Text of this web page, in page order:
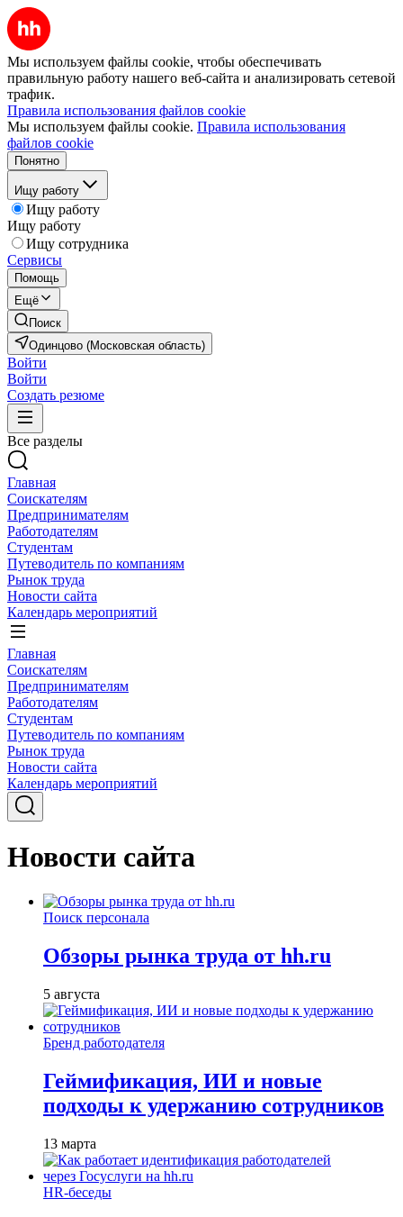
Мы используем файлы cookie, чтобы обеспечивать
правильную работу нашего веб-сайта и анализировать сетевой
трафик.
Правила использования файлов cookie
Мы используем файлы cookie. Правила использования
файлов cookie
Понятно
Ищу работу
Ищу работу
Ищу работу
Ищу сотрудника
Сервисы
Помощь
Ещё
Поиск
Одинцово (Московская область)
Войти
Войти
Создать резюме
Все разделы
Главная
Соискателям
Предпринимателям
Работодателям
Студентам
Путеводитель по компаниям
Рынок труда
Новости сайта
Календарь мероприятий
Главная
Соискателям
Предпринимателям
Работодателям
Студентам
Путеводитель по компаниям
Рынок труда
Новости сайта
Календарь мероприятий
Новости сайта
Поиск персонала
Обзоры рынка труда от hh.ru
5 августа
Бренд работодателя
Геймификация, ИИ и новые
подходы к удержанию сотрудников
13 марта
HR-беседы